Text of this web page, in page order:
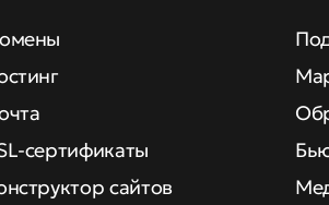
сертификаты
сайтов